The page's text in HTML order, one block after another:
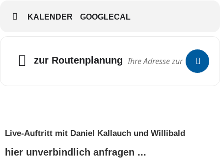
KALENDER GOOGLECAL
zur Routenplanung
Live-Auftritt mit Daniel Kallauch und Willibald
hier unverbindlich anfragen ...